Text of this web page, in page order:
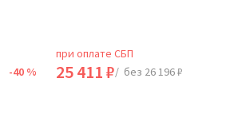
-40 %
при оплате СБП
25 411 ₽/ без 26 196 ₽